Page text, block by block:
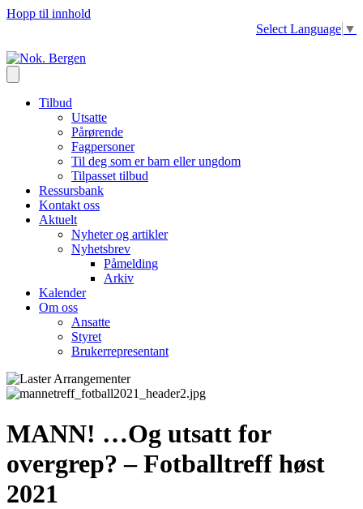
Hopp til innhold
Select Language ▼
Tilbud
Utsatte
Pårørende
Fagpersoner
Til deg som er barn eller ungdom
Tilpasset tilbud
Ressursbank
Kontakt oss
Aktuelt
Nyheter og artikler
Nyhetsbrev
Påmelding
Arkiv
Kalender
Om oss
Ansatte
Styret
Brukerrepresentant
MANN! …Og utsatt for
overgrep? – Fotballtreff høst
2021